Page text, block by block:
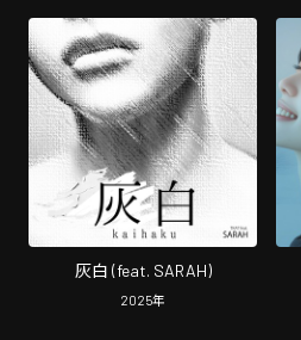
灰白 (feat. SARAH)
2025年